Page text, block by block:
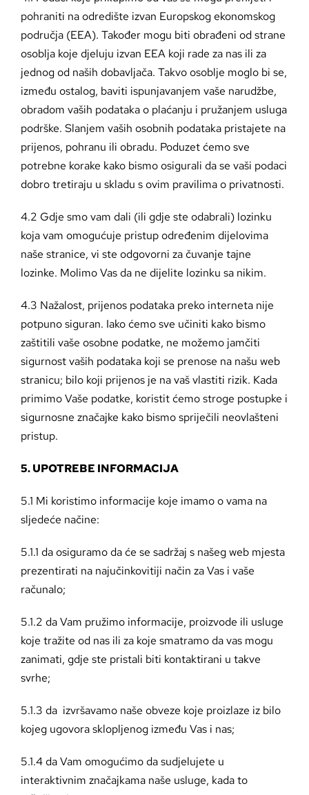
pohraniti na odredište izvan Europskog ekonomskog
područja (EEA). Također mogu biti obrađeni od strane
osoblja koje djeluju izvan EEA koji rade za nas ili za
jednog od naših dobavljača. Takvo osoblje moglo bi se,
između ostalog, baviti ispunjavanjem vaše narudžbe,
obradom vaših podataka o plaćanju i pružanjem usluga
podrške. Slanjem vaših osobnih podataka pristajete na
prijenos, pohranu ili obradu. Poduzet ćemo sve
potrebne korake kako bismo osigurali da se vaši podaci
dobro tretiraju u skladu s ovim pravilima o privatnosti.
4.2 Gdje smo vam dali (ili gdje ste odabrali) lozinku
koja vam omogućuje pristup određenim dijelovima
naše stranice, vi ste odgovorni za čuvanje tajne
lozinke. Molimo Vas da ne dijelite lozinku sa nikim.
4.3 Nažalost, prijenos podataka preko interneta nije
potpuno siguran. Iako ćemo sve učiniti kako bismo
zaštitili vaše osobne podatke, ne možemo jamčiti
sigurnost vaših podataka koji se prenose na našu web
stranicu; bilo koji prijenos je na vaš vlastiti rizik. Kada
primimo Vaše podatke, koristit ćemo stroge postupke i
sigurnosne značajke kako bismo spriječili neovlašteni
pristup.
5. UPOTREBE INFORMACIJA
5.1 Mi koristimo informacije koje imamo o vama na
sljedeće načine:
5.1.1 da osiguramo da će se sadržaj s našeg web mjesta
prezentirati na najučinkovitiji način za Vas i vaše
računalo;
5.1.2 da Vam pružimo informacije, proizvode ili usluge
koje tražite od nas ili za koje smatramo da vas mogu
zanimati, gdje ste pristali biti kontaktirani u takve
svrhe;
5.1.3 da izvršavamo naše obveze koje proizlaze iz bilo
kojeg ugovora sklopljenog između Vas i nas;
5.1.4 da Vam omogućimo da sudjelujete u
interaktivnim značajkama naše usluge, kada to